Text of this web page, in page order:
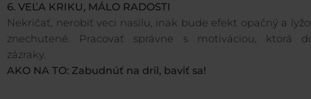
6. VEĽA KRIKU, MÁLO RADOSTI
Nekričať, nerobiť veci nasilu, inak bude efekt opačný a
znechutené. Pracovať správne s motiváciou, ktorá
zázraky.
AKO NA TO: Zabudnúť na dril, baviť sa!